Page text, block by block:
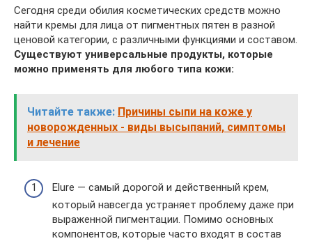
Сегодня среди обилия косметических средств можно
найти кремы для лица от пигментных пятен в разной
ценовой категории, с различными функциями и составом.
Существуют универсальные продукты, которые
можно применять для любого типа кожи:
Читайте также: Причины сыпи на коже у
новорожденных - виды высыпаний, симптомы
и лечение
Elure — самый дорогой и действенный крем,
который навсегда устраняет проблему даже при
выраженной пигментации. Помимо основных
компонентов, которые часто входят в состав